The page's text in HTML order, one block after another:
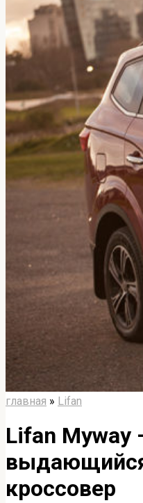
главная » Lifan
Lifan Myway
кроссовер